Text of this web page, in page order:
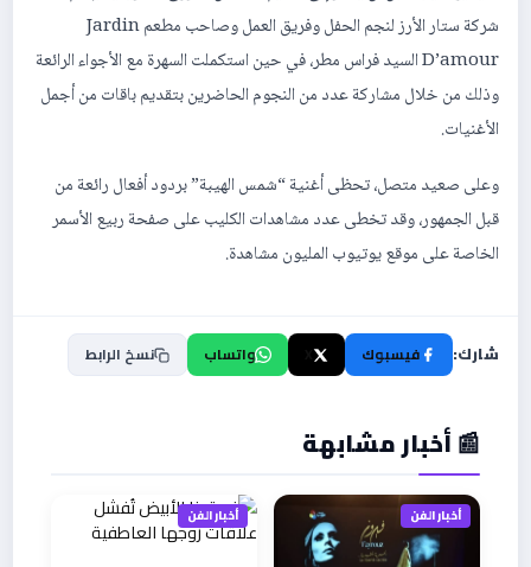
شركة ستار الأرز لنجم الحفل وفريق العمل وصاحب مطعم Jardin
D’amour السيد فراس مطر، في حين استكملت السهرة مع الأجواء الرائعة
وذلك من خلال مشاركة عدد من النجوم الحاضرين بتقديم باقات من أجمل
الأغنيات.
وعلى صعيد متصل، تحظى أغنية “شمس الهيبة” بردود أفعال رائعة من
قبل الجمهور، وقد تخطى عدد مشاهدات الكليب على صفحة ربيع الأسمر
الخاصة على موقع يوتيوب المليون مشاهدة.
شارك: فيسبوك واتساب نسخ الرابط
📰 أخبار مشابهة
أخبار الفن أخبار الفن